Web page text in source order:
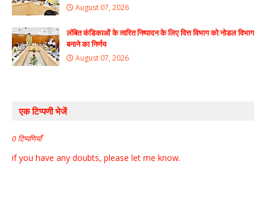
August 07, 2026
लंबित कंडिकाओं के त्वरित निष्पादन के लिए वित्त विभाग को नोडल विभाग
बनाने का निर्णय
August 07, 2026
एक टिप्पणी भेजें
0 टिप्पणियाँ
if you have any doubts, please let me know.